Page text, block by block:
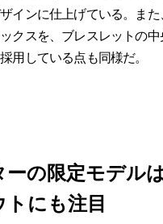
インに仕上げている。また
クスを、ブレスレットの中
用している点も同様だ。
ーの限定モデル
トにも注目